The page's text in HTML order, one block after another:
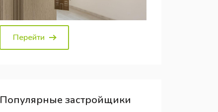
Перейти
Популярные застройщики